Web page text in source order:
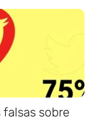
falsas sobre